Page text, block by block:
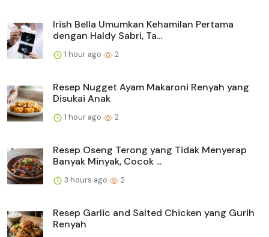
Irish Bella Umumkan Kehamilan Pertama
dengan Haldy Sabri, Ta...
1 hour ago 2
Resep Nugget Ayam Makaroni Renyah yang
Disukai Anak
1 hour ago 2
Resep Oseng Terong yang Tidak Menyerap
Banyak Minyak, Cocok ...
3 hours ago 2
Resep Garlic and Salted Chicken yang Gurih
Renyah